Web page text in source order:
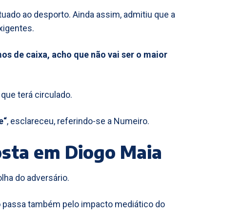
ao desporto. Ainda assim, admitiu que a
de caixa, acho que não vai ser o maior
terá circulado.
, esclareceu, referindo-se a Numeiro.
em Diogo Maia
do adversário.
também pelo impacto mediático do